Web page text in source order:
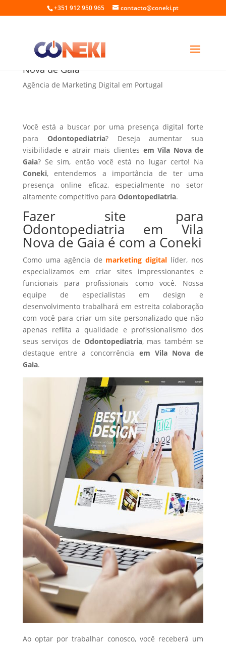
+351 912 950 965 contacto@coneki.pt
Fazer site para Odontopediatria em Vila
Nova de Gaia
Agência de Marketing Digital em Portugal
Você está a buscar por uma presença digital forte
para Odontopediatria? Deseja aumentar sua
visibilidade e atrair mais clientes em Vila Nova de
Gaia? Se sim, então você está no lugar certo! Na
Coneki, entendemos a importância de ter uma
presença online eficaz, especialmente no setor
altamente competitivo para Odontopediatria.
Fazer site para
Odontopediatria em Vila
Nova de Gaia é com a Coneki
Como uma agência de marketing digital líder, nos
especializamos em criar sites impressionantes e
funcionais para profissionais como você. Nossa
equipe de especialistas em design e
desenvolvimento trabalhará em estreita colaboração
com você para criar um site personalizado que não
apenas reflita a qualidade e profissionalismo dos
seus serviços de Odontopediatria, mas também se
destaque entre a concorrência em Vila Nova de
Gaia.
Ao optar por trabalhar conosco, você receberá um